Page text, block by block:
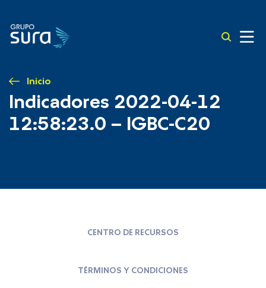
Inicio
Indicadores 2022-04-12
12:58:23.0 – IGBC-C20
CENTRO DE RECURSOS
TÉRMINOS Y CONDICIONES